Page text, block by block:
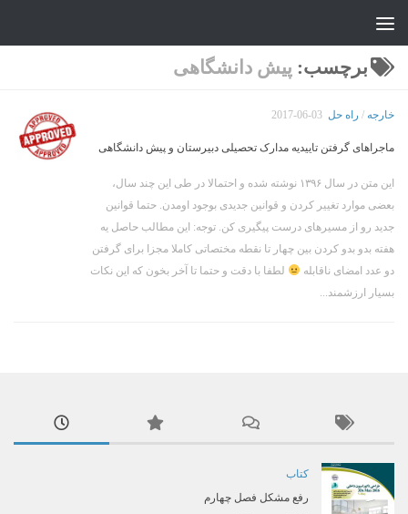
برچسب: پیش دانشگاهی
خارجه / راه حل 2017-06-03
ماجراهای گرفتن تاییدیه مدارک تحصیلی دبیرستان و پیش دانشگاهی
این متن در سال ۱۳۹۶ نوشته شده و احتمالا در طی این چند سال،
بعضی موارد تغییر کردن و قوانین جدیدی بوجود اومدن. حتما قوانین
جدید رو از مسیرهای درست پیگیری کن. توجه: این مطالب حاصل یه
هفته بدو بدو کردن بین چهار تا نقطه مختصاتی کاملا مجزا برای گرفتن
دو عدد امضای ناقابله
لطفا با دقت و حتما تا آخر بخون که این نکات
بسیار ارزشمند...
کتاب
رفع مشکل فصل چهارم